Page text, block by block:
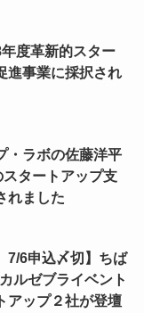
度⾰新的スター
進事業に採択され
・ラボの佐藤洋平
タートアップ支
れました
7/6申込〆切】ちば
ルゼブライベント
アップ２社が登壇